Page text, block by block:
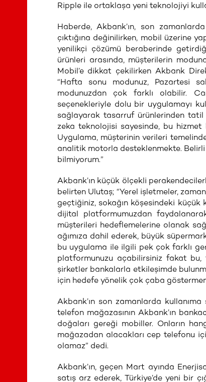
Ripple ile ortaklaşa yeni teknolojiyi
Haberde, Akbank’ın, son
çıktığına değinilirken, mobil üzerine
yenilikçi çözümü beraberinde
ürünleri arasında, müşterilerin
Mobil’e dikkat çekilirken Akbank
“Hafta sonu modunuz, Pazartesi
modunuzdan çok farklı olabilir.
seçenekleriyle dolu bir uygulamayı
sağlayarak tasarruf ürünlerinden
zeka teknolojisi sayesinde, bu
Uygulama, müşterinin verileri
analitik motorla desteklenmekte. Belirli
bilmiyorum.”
Akbank’ın küçük ölçekli
belirten Ulutaş; “Yerel işletmeler,
geçtiğiniz, sokağın köşesindeki küçük
dijital platformumuzdan
müşterileri hedeflemelerine olanak
ağımıza dahil ederek, büyük
bu uygulama ile ilgili pek çok farklı
platformunuzu açabilirsiniz fakat bu,
şirketler bankalarla etkileşimde
için hedefe yönelik çok çaba
Akbank’ın son zamanlarda
telefon mağazasının Akbank’ın
doğaları gereği mobiller. Onların
mağazadan alacakları cep telefonu
olamaz” dedi.
Akbank’ın, geçen Mart ayında
satış arz ederek, Türkiye’de yeni bir